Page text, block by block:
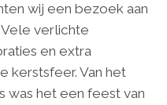
wij een bezoek aan
verlichte
en extra
kerstsfeer. Van het
was het een feest van